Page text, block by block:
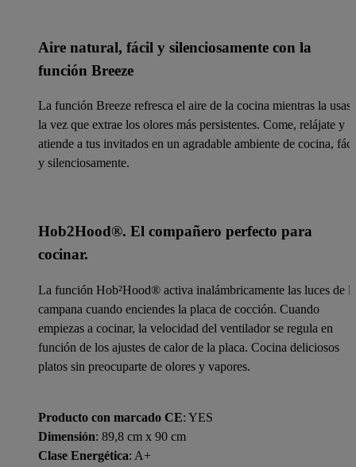
Aire natural, fácil y silenciosamente con la
función Breeze
La función Breeze refresca el aire de la cocina mientras la usas
la vez que extrae los olores más persistentes. Come, relájate y
atiende a tus invitados en un agradable ambiente de cocina,
y silenciosamente.
Hob2Hood®. El compañero perfecto para
cocinar.
La función Hob²Hood® activa inalámbricamente las luces de la
campana cuando enciendes la placa de cocción. Cuando
empiezas a cocinar, la velocidad del ventilador se regula en
función de los ajustes de calor de la placa. Cocina deliciosos
platos sin preocuparte de olores y vapores.
Producto con marcado CE: YES
Dimensión: 89,8 cm x 90 cm
Clase Energética: A+